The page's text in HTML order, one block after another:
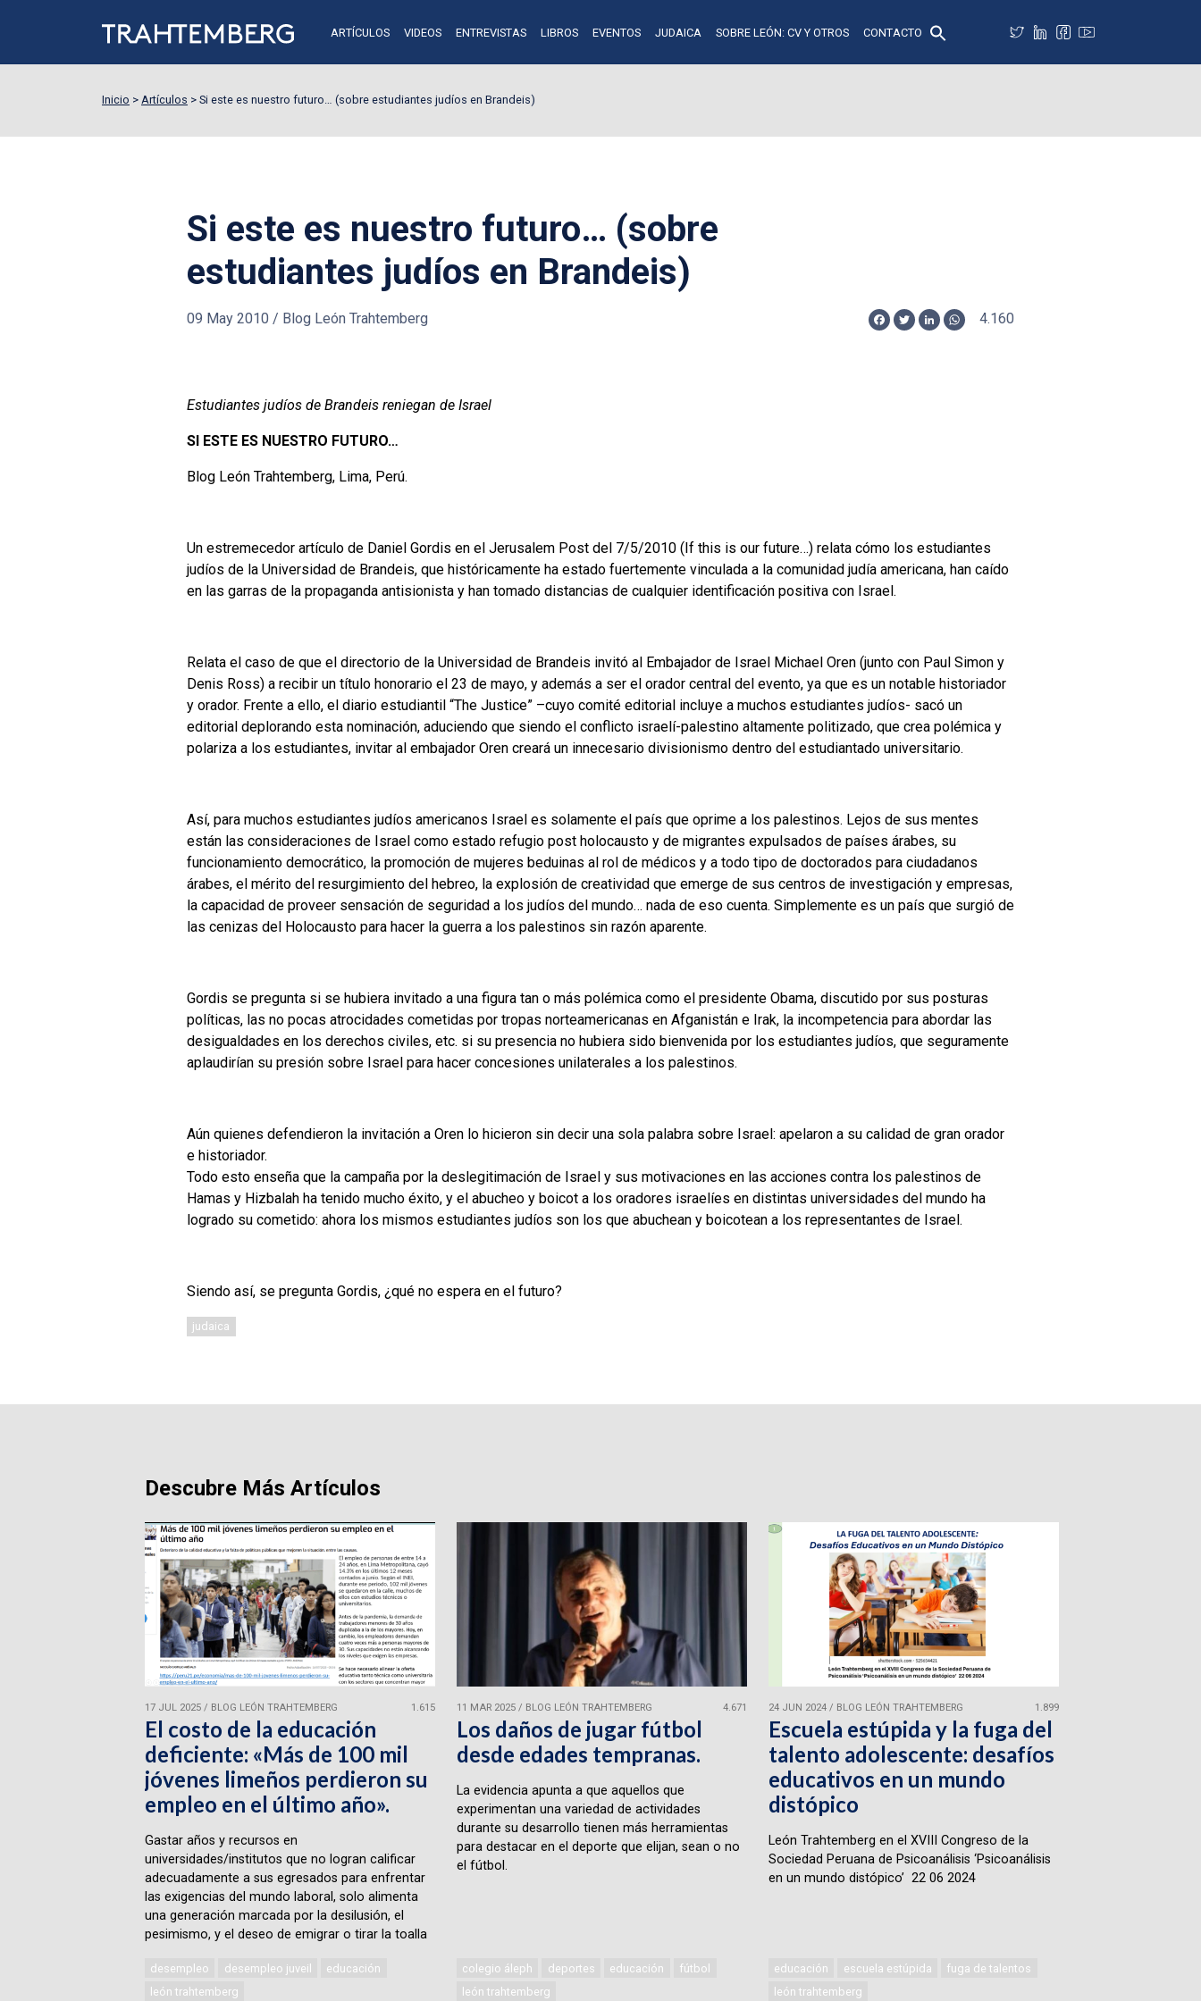
ARTÍCULOS VIDEOS ENTREVISTAS LIBROS EVENTOS JUDAICA SOBRE LEÓN: CV Y OTROS CONTACTO
Inicio > Artículos > Si este es nuestro futuro… (sobre estudiantes judíos en Brandeis)
Si este es nuestro futuro… (sobre
estudiantes judíos en Brandeis)
09 May 2010 / Blog León Trahtemberg
Facebook
TwitterLinkedInWhatsApp
4.160
Estudiantes judíos de Brandeis reniegan de Israel
SI ESTE ES NUESTRO FUTURO…
Blog León Trahtemberg, Lima, Perú.
Un estremecedor artículo de Daniel Gordis en el Jerusalem Post del 7/5/2010 (If this is our future…) relata cómo los estudiantes
judíos de la Universidad de Brandeis, que históricamente ha estado fuertemente vinculada a la comunidad judía americana, han caído
en las garras de la propaganda antisionista y han tomado distancias de cualquier identificación positiva con Israel.
Relata el caso de que el directorio de la Universidad de Brandeis invitó al Embajador de Israel Michael Oren (junto con Paul Simon y
Denis Ross) a recibir un título honorario el 23 de mayo, y además a ser el orador central del evento, ya que es un notable historiador
y orador. Frente a ello, el diario estudiantil “The Justice” –cuyo comité editorial incluye a muchos estudiantes judíos- sacó un
editorial deplorando esta nominación, aduciendo que siendo el conflicto israelí-palestino altamente politizado, que crea polémica y
polariza a los estudiantes, invitar al embajador Oren creará un innecesario divisionismo dentro del estudiantado universitario.
Así, para muchos estudiantes judíos americanos Israel es solamente el país que oprime a los palestinos. Lejos de sus mentes
están las consideraciones de Israel como estado refugio post holocausto y de migrantes expulsados de países árabes, su
funcionamiento democrático, la promoción de mujeres beduinas al rol de médicos y a todo tipo de doctorados para ciudadanos
árabes, el mérito del resurgimiento del hebreo, la explosión de creatividad que emerge de sus centros de investigación y empresas,
la capacidad de proveer sensación de seguridad a los judíos del mundo… nada de eso cuenta. Simplemente es un país que surgió de
las cenizas del Holocausto para hacer la guerra a los palestinos sin razón aparente.
Gordis se pregunta si se hubiera invitado a una figura tan o más polémica como el presidente Obama, discutido por sus posturas
políticas, las no pocas atrocidades cometidas por tropas norteamericanas en Afganistán e Irak, la incompetencia para abordar las
desigualdades en los derechos civiles, etc. si su presencia no hubiera sido bienvenida por los estudiantes judíos, que seguramente
aplaudirían su presión sobre Israel para hacer concesiones unilaterales a los palestinos.
Aún quienes defendieron la invitación a Oren lo hicieron sin decir una sola palabra sobre Israel: apelaron a su calidad de gran orador
e historiador.
Todo esto enseña que la campaña por la deslegitimación de Israel y sus motivaciones en las acciones contra los palestinos de
Hamas y Hizbalah ha tenido mucho éxito, y el abucheo y boicot a los oradores israelíes en distintas universidades del mundo ha
logrado su cometido: ahora los mismos estudiantes judíos son los que abuchean y boicotean a los representantes de Israel.
Siendo así, se pregunta Gordis, ¿qué no espera en el futuro?
judaica
Descubre Más Artículos
17 JUL 2025/ BLOG LEÓN TRAHTEMBERG 1.615
El costo de la educación
deficiente: «Más de 100 mil
jóvenes limeños perdieron su
empleo en el último año».
Gastar años y recursos en
universidades/institutos que no logran calificar
adecuadamente a sus egresados para enfrentar
las exigencias del mundo laboral, solo alimenta
una generación marcada por la desilusión, el
pesimismo, y el deseo de emigrar o tirar la toalla
desempleo desempleo juveil
educación
león trahtemberg
11 MAR 2025/ BLOG LEÓN TRAHTEMBERG 4.671
Los daños de jugar fútbol
desde edades tempranas.
La evidencia apunta a que aquellos que
experimentan una variedad de actividades
durante su desarrollo tienen más herramientas
para destacar en el deporte que elijan, sean o no
el fútbol.
colegio áleph deportes educación
fútbol
león trahtemberg
24 JUN 2024/ BLOG LEÓN TRAHTEMBERG 1.899
Escuela estúpida y la fuga del
talento adolescente: desafíos
educativos en un mundo
distópico
León Trahtemberg en el XVIII Congreso de la
Sociedad Peruana de Psicoanálisis ‘Psicoanálisis
en un mundo distópico’ 22 06 2024
educación escuela estúpida
fuga de talentos
león trahtemberg